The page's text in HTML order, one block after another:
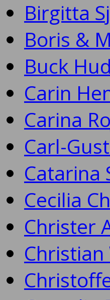
Birgitta
Boris &
Buck
Carin
Carina
Carl-
Catarina
Cecilia
Christer